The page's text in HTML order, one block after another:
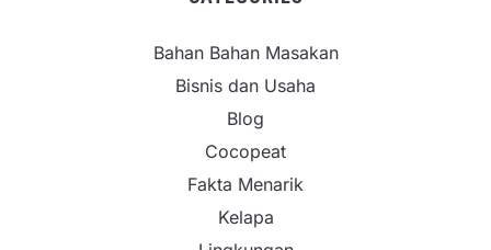
Bahan Bahan Masakan
Bisnis dan Usaha
Blog
Cocopeat
Fakta Menarik
Kelapa